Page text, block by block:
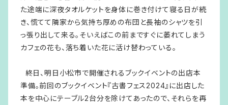
た途端に深夜タオルケットを身体に巻き付けて寝る日が続
き、慌てて隣家から気持ち厚めの布団と長袖のシャツを引
っ張り出して来る。そいえばこの前まですぐに萎れてしまう
カフェの花も、落ち着いた花に活け替わっている。
終日、明日小松市で開催されるブックイベントの出店本
準備。前回のブックイベント『古書フェス2024』に出店した
本を中心にテーブル2台分を除けてあったので、それらを再